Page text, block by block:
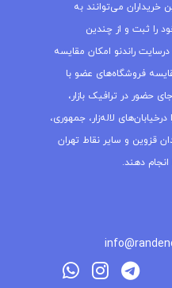
می‌توانند به
را ثبت و از چندین
راندنو امکان مقایسه
فروشگاه‌های عضو با
حضور در ترافیک بازار،
لاله‌زار، جمهوری،
قزوین و سایر نقاط تهران
دهند.